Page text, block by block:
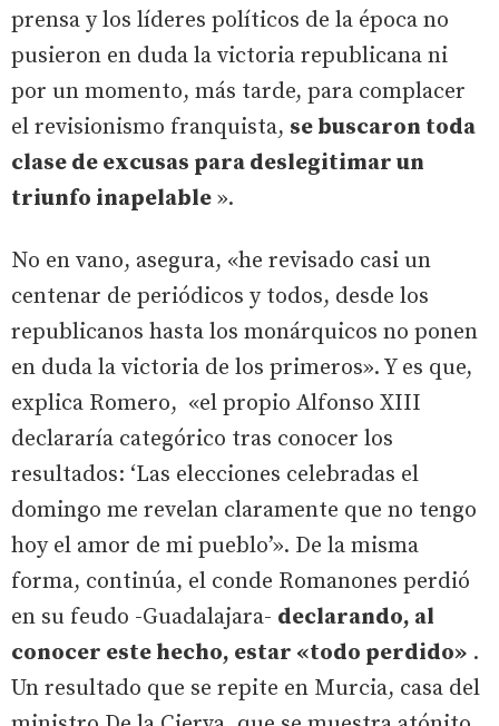
prensa y los líderes políticos de la época no
pusieron en duda la victoria republicana ni
por un momento, más tarde, para complacer
el revisionismo franquista, se buscaron toda
clase de excusas para deslegitimar un
triunfo inapelable ».
No en vano, asegura, «he revisado casi un
centenar de periódicos y todos, desde los
republicanos hasta los monárquicos no ponen
en duda la victoria de los primeros». Y es que,
explica Romero, «el propio Alfonso XIII
declararía categórico tras conocer los
resultados: ‘Las elecciones celebradas el
domingo me revelan claramente que no tengo
hoy el amor de mi pueblo’». De la misma
forma, continúa, el conde Romanones perdió
en su feudo -Guadalajara- declarando, al
conocer este hecho, estar «todo perdido» .
Un resultado que se repite en Murcia, casa del